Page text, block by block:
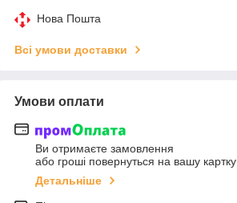
Нова Пошта
Всі умови доставки
Умови оплати
Ви отримаєте замовлення
або гроші повернуться на вашу картку
Детальніше